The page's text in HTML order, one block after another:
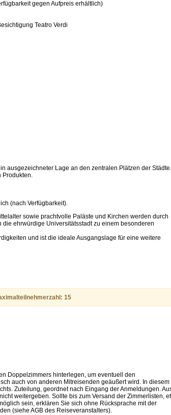
gegen Aufpreis erhältlich)
Teatro Verdi
ausgezeichneter Lage an den zentralen Plätzen der Städte.
Produkten.
(nach Verfügbarkeit).
sowie prachtvolle Paläste und Kirchen werden durch
ehrwürdige Universitätsstadt zu einem besonderen
und ist die ideale Ausgangslage für eine weitere
15
Doppelzimmers hinterlegen, um eventuell den
auch von anderen Mitreisenden geäußert wird. In diesem
Zuteilung, geordnet nach Eingang der Anmeldungen.
weitergeben. Sollte bis zum Versand der Zimmerlisten,
sein, erklären Sie sich ohne Rücksprache mit der
(siehe AGB des Reiseveranstalters).